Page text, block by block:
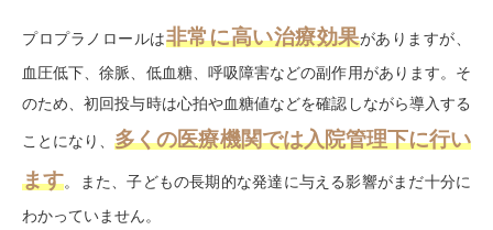
プロプラノロールは非常に高い治療効果がありますが、
血圧低下、徐脈、低血糖、呼吸障害などの副作用があります。そ
のため、初回投与時は心拍や血糖値などを確認しながら導入する
ことになり、多くの医療機関では入院管理下に行い
ます。また、子どもの長期的な発達に与える影響がまだ十分に
わかっていません。